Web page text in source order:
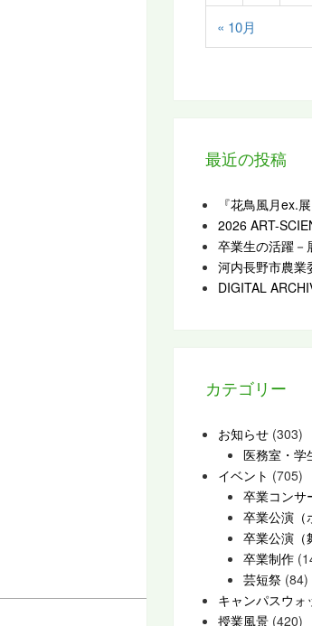
« 10月
最近の投稿
『花鳥風月ex.展
2026 ART-
卒業生の活躍－
河内長野市農業
DIGITAL
カテゴリー
お知らせ (303)
医務室・学
イベント (705)
卒業コンサ
卒業公演（
卒業公演（
卒業制作
芸短祭 (84)
キャンパスウォ
授業風景 (420)